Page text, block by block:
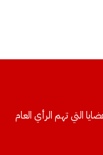
التي تهم الرأي العام